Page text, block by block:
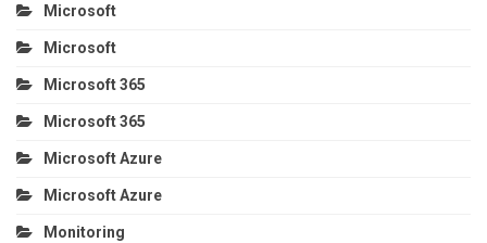
Microsoft
Microsoft
Microsoft 365
Microsoft 365
Microsoft Azure
Microsoft Azure
Monitoring